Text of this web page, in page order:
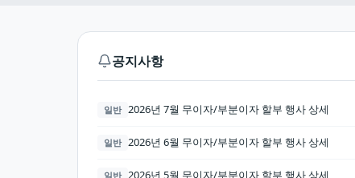
공지사항
일반 2026년 7월 무이자/부분이자 할부 행사 상세
일반 2026년 6월 무이자/부분이자 할부 행사 상세
일반 2026년 5월 무이자/부분이자 할부 행사 상세